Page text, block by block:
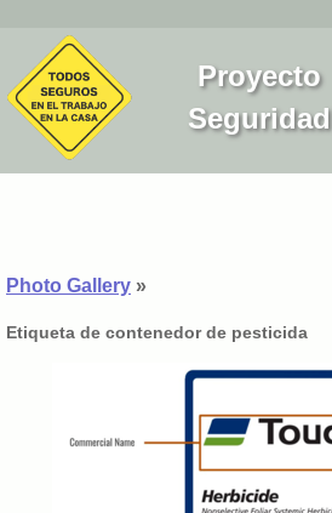
Proyecto
Seguridad
Photo Gallery »
Etiqueta de contenedor de pesticida